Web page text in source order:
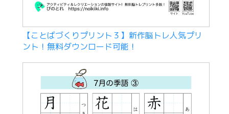
【ことばづくりプリント３】新作脳トレ人気プリ
ント！無料ダウンロード可能！